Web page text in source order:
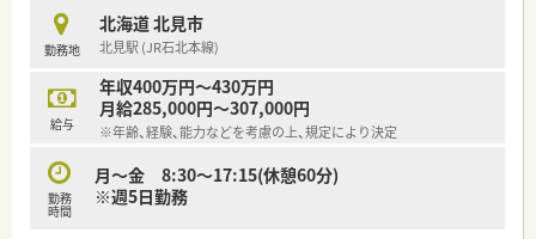
■保健所への届出業務やお得意先の許可状況の確認など、法規に
基づいた適正な運営をサポートする重要な役割です。
■医療機関からの問い合わせに対応するDI業務や、社内従業員に
対する薬事研修の指導などもお任せする予定です。
【必要スキル・歓迎スキル】
■薬剤師免許の保有は必須となりますが、企業内での管理薬剤師
経験がない未経験の方でも安心して応募が可能です。
■基本的なパソコン操作スキルが必要となりますが、デスクワー
クがメインとなるため事務作業に抵抗がない方を望みます。
勤務地
北海道 北見市
北見駅 (JR石北本線)
給与
年収400万円～430万円
月給285,000円～307,000円
※年齢、経験、能力などを考慮の上、規定により決定
勤務
時間
月～金 8:30～17:15(休憩60分)
※週5日勤務